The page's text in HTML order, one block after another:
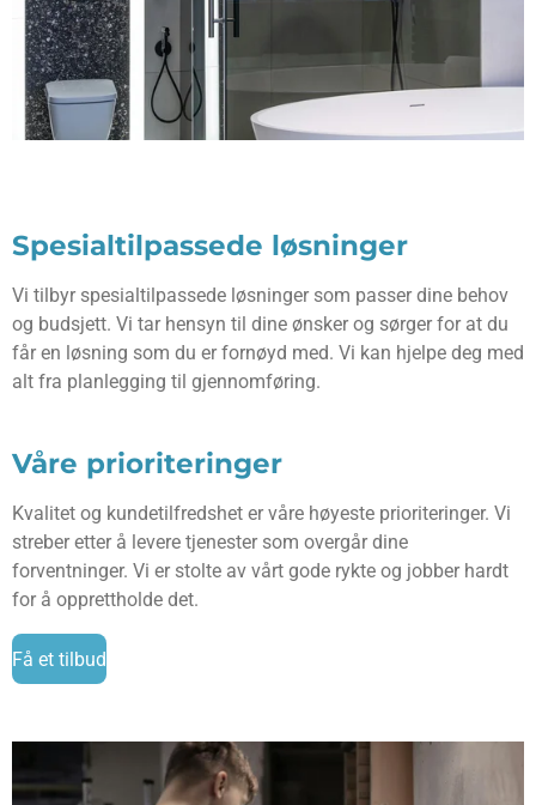
Spesialtilpassede løsninger
Vi tilbyr spesialtilpassede løsninger som passer dine behov
og budsjett. Vi tar hensyn til dine ønsker og sørger for at du
får en løsning som du er fornøyd med. Vi kan hjelpe deg med
alt fra planlegging til gjennomføring.
Våre prioriteringer
Kvalitet og kundetilfredshet er våre høyeste prioriteringer. Vi
streber etter å levere tjenester som overgår dine
forventninger. Vi er stolte av vårt gode rykte og jobber hardt
for å opprettholde det.
Få et tilbud